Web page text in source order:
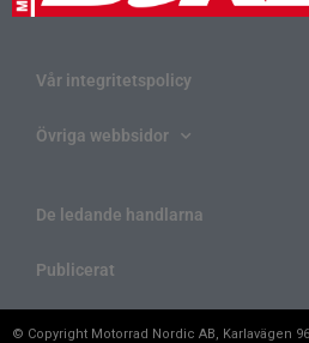
Vår integritetspolicy
Övriga webbsidor
De ledande handlarna
Publicerat
© Copyright Motorrad Nordic AB, Karlavägen